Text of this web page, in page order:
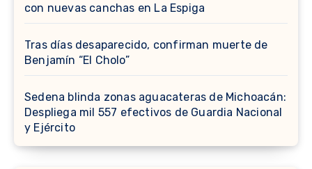
con nuevas canchas en La Espiga
Tras días desaparecido, confirman muerte de
Benjamín “El Cholo”
Sedena blinda zonas aguacateras de Michoacán:
Despliega mil 557 efectivos de Guardia Nacional
y Ejército